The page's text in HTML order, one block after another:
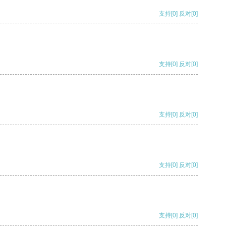
支持[0] 反对[0]
支持[0] 反对[0]
支持[0] 反对[0]
支持[0] 反对[0]
支持[0] 反对[0]